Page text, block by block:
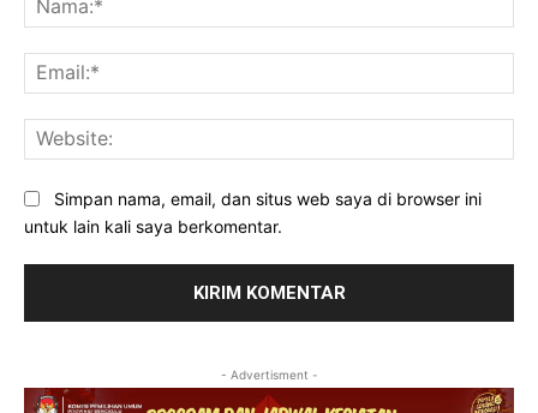
Simpan nama, email, dan situs web saya di browser ini
untuk lain kali saya berkomentar.
- Advertisment -